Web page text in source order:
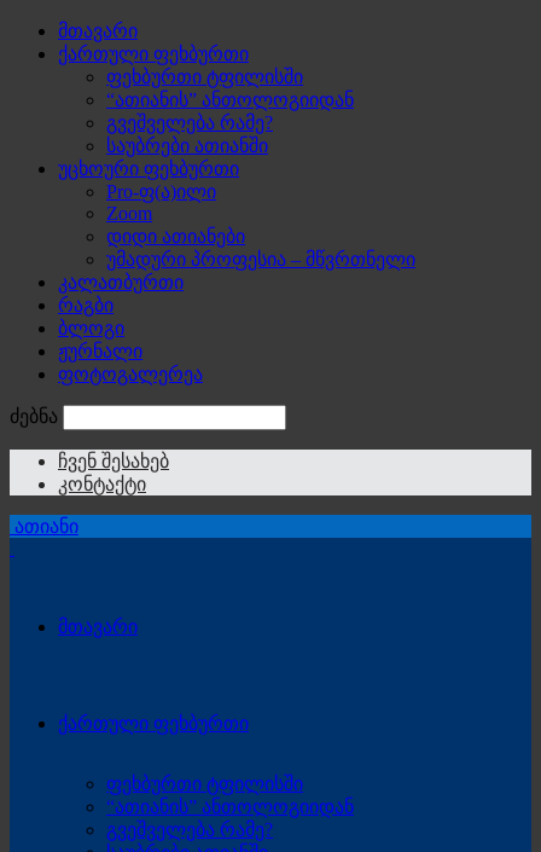
მთავარი
ქართული ფეხბურთი
ფეხბურთი ტფილისში
“ათიანის” ანთოლოგიიდან
გვეშველება რამე?
საუბრები ათიანში
უცხოური ფეხბურთი
Pro-ფ(ა)ილი
Zoom
დიდი ათიანები
უმადური პროფესია – მწვრთნელი
კალათბურთი
რაგბი
ბლოგი
ჟურნალი
ფოტოგალერეა
ძებნა
ჩვენ შესახებ
კონტაქტი
ათიანი
მთავარი
ქართული ფეხბურთი
ფეხბურთი ტფილისში
“ათიანის” ანთოლოგიიდან
გვეშველება რამე?